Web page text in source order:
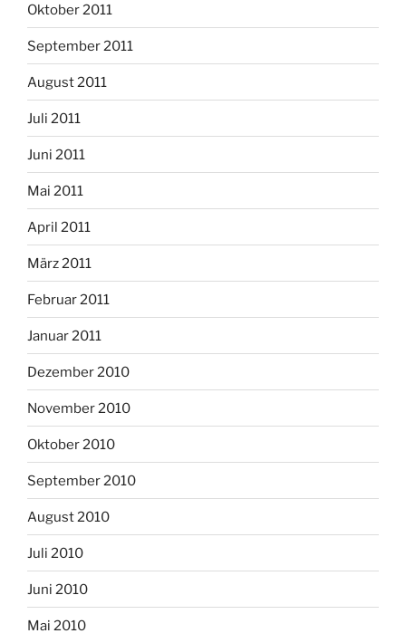
Oktober 2011
September 2011
August 2011
Juli 2011
Juni 2011
Mai 2011
April 2011
März 2011
Februar 2011
Januar 2011
Dezember 2010
November 2010
Oktober 2010
September 2010
August 2010
Juli 2010
Juni 2010
Mai 2010